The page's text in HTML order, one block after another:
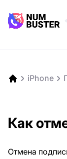
iPhone
Как
Отмена